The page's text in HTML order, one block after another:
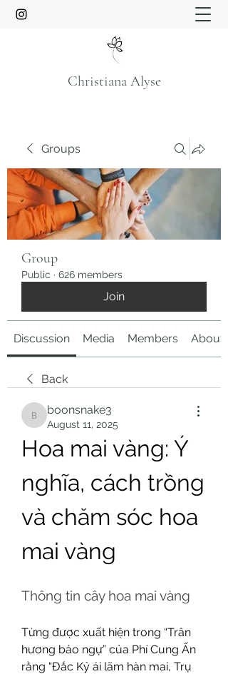
Christiana Alyse
Groups
Group
Public · 626 members
Join
Discussion Media Members About
Back
boonsnake3
boonsnake3
August 11, 2025
Hoa mai vàng: Ý
nghĩa, cách trồng
và chăm sóc hoa
mai vàng
Thông tin cây hoa mai vàng
Từng được xuất hiện trong “Trân
hương bảo ngự” của Phí Cung Ấn
rằng “Đắc Kỷ ái lãm hàn mai, Trụ